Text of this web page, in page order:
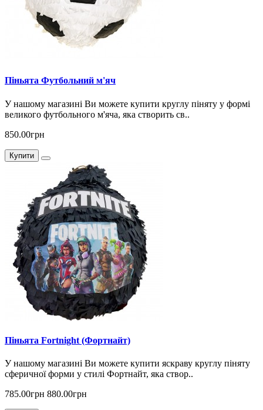
Піньята Футбольний м'яч
У нашому магазині Ви можете купити круглу піняту у формі
великого футбольного м'яча, яка створить св..
850.00грн
Купити
Піньята Fortnight (Фортнайт)
У нашому магазині Ви можете купити яскраву круглу піняту
сферичної форми у стилі Фортнайт, яка створ..
785.00грн 880.00грн